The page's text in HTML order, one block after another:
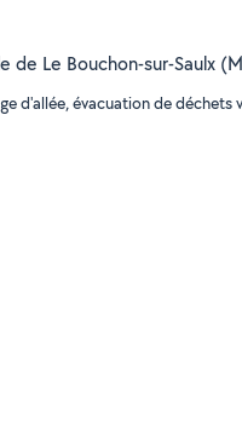
de Le Bouchon-sur-Saulx
d'allée, évacuation de déchets